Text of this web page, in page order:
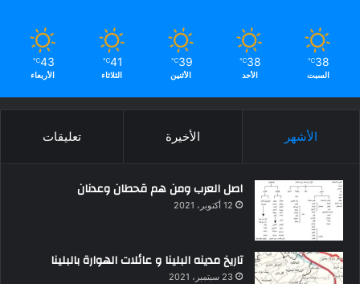
38
℃
السبت
38
℃
الأحد
39
℃
الأثنين
41
℃
الثلاثاء
43
℃
الأربعاء
الأشهر الأخيرة تعليقات
اصل العرب ومن هم قحطان وعدنان
12 أكتوبر، 2021
تاريخ مدينه البلينا و عائلات الهوارة بالبلينا
23 سبتمبر، 2021